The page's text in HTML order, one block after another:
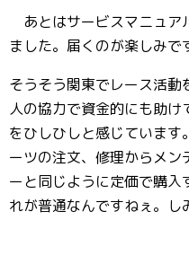
あとはサービスマニュア
ました。届くのが楽しみで
そうそう関東でレース活
人の協力で資金的にも助
をひしひしと感じていま
ーツの注文、修理からメン
ーと同じように定価で購入
れが普通なんですねぇ。し